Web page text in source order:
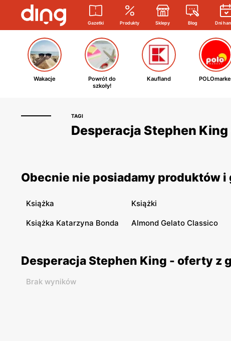
Gazetki Produkty Sklepy Blog Dni
Wakacje
Powrót do
szkoły!
Kaufland
TAGI
Desperacja Stephen
Obecnie nie posiadamy produktów
Książka Książki
Książka Katarzyna Bonda Almond Gelato Classico
Desperacja Stephen King - oferty z
Brak wyników